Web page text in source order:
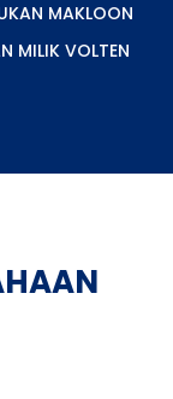
MAKLOON
MILIK VOLTEN